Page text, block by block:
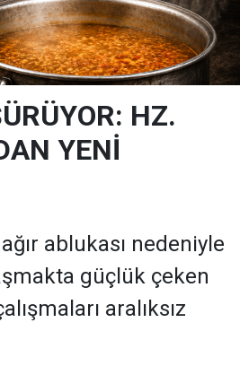
HZ.
YENİ
ablukası nedeniyle
güçlük çeken
aralıksız